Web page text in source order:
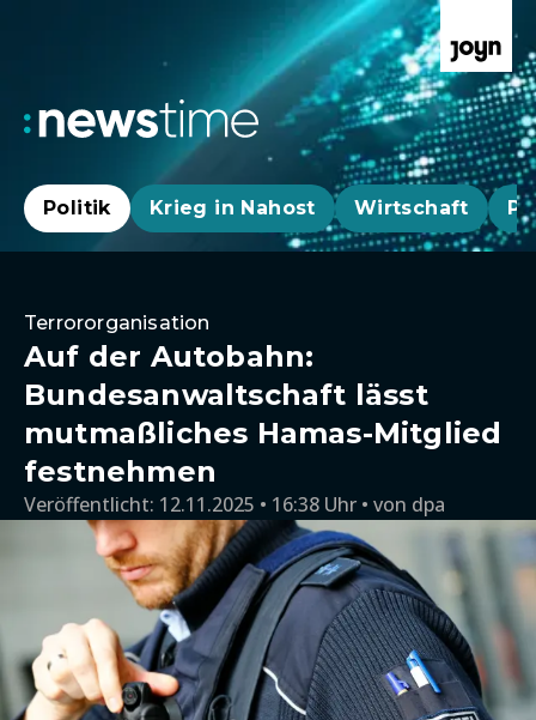
Politik Krieg in Nahost Wirtschaft
Terrororganisation
Auf der Autobahn:
Bundesanwaltschaft lässt
mutmaßliches Hamas-Mitglied
festnehmen
Veröffentlicht: 12.11.2025 • 16:38 Uhr von dpa